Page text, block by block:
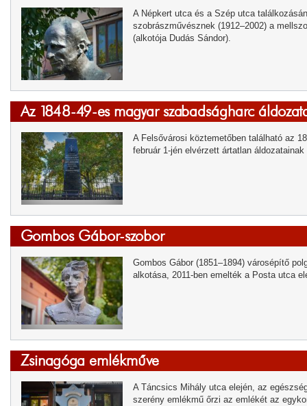
A Népkert utca és a Szép utca
szobrászművésznek (1912–2002) a
(alkotója Dudás Sándor).
Az 1848-49-es magyar szabadságharc
A Felsővárosi köztemetőben található az
február 1-jén elvérzett ártatlan
Gombos Gábor-szobor
Gombos Gábor (1851–1894) városépítő
alkotása, 2011-ben emelték a Posta utca
Zsinagóga emlékműve
A Táncsics Mihály utca elején, az
szerény emlékmű őrzi az emlékét az